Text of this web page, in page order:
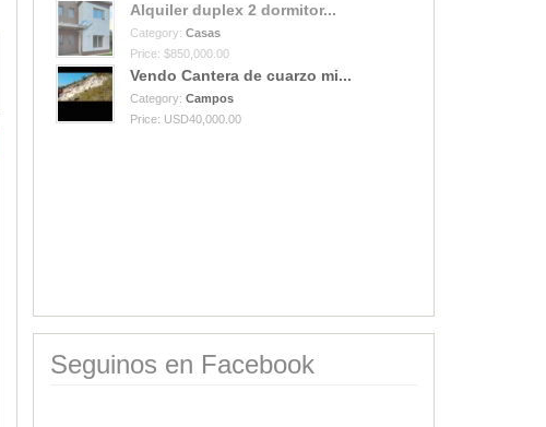
Alquiler duplex 2 dormitor...
Category: Casas
Price: $850,000.00
Vendo Cantera de cuarzo mi...
Category: Campos
Price: USD40,000.00
Seguinos en Facebook